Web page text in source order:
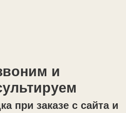
и
при заказе с сайта и